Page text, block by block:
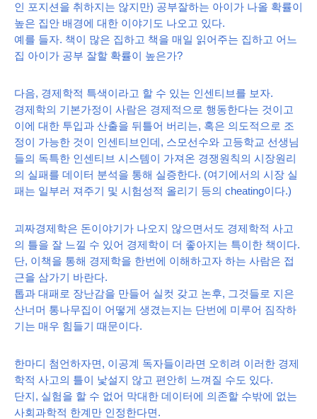
인 포지션을 취하지는 않지만) 공부잘하는 아이가 나올 확률이
높은 집안 배경에 대한 이야기도 나오고 있다.
예를 들자. 책이 많은 집하고 책을 매일 읽어주는 집하고 어느
집 아이가 공부 잘할 확률이 높은가?
다음, 경제학적 특색이라고 할 수 있는 인센티브를 보자.
경제학의 기본가정이 사람은 경제적으로 행동한다는 것이고
이에 대한 투입과 산출을 뒤틀어 버리는, 혹은 의도적으로 조
정이 가능한 것이 인센티브인데, 스모선수와 고등학교 선생님
들의 독특한 인센티브 시스템이 가져온 경쟁원칙의 시장원리
의 실패를 데이터 분석을 통해 실증한다. (여기에서의 시장 실
패는 일부러 져주기 및 시험성적 올리기 등의 cheating이다.)
괴짜경제학은 돈이야기가 나오지 않으면서도 경제학적 사고
의 틀을 잘 느낄 수 있어 경제학이 더 좋아지는 특이한 책이다.
단, 이책을 통해 경제학을 한번에 이해하고자 하는 사람은 접
근을 삼가기 바란다.
톱과 대패로 장난감을 만들어 실컷 갖고 논후, 그것들로 지은
산너머 통나무집이 어떻게 생겼는지는 단번에 미루어 짐작하
기는 매우 힘들기 때문이다.
한마디 첨언하자면, 이공계 독자들이라면 오히려 이러한 경제
학적 사고의 틀이 낯설지 않고 편안히 느껴질 수도 있다.
단지, 실험을 할 수 없어 막대한 데이터에 의존할 수밖에 없는
사회과학적 한계만 인정한다면.